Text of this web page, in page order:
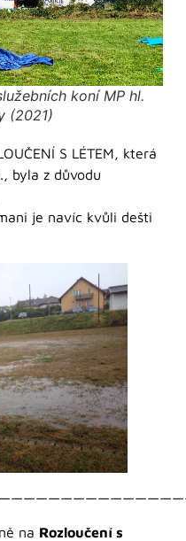
koní MP hl.
(2021)
S LÉTEM, která
byla z důvodu
je navíc kvůli dešti
na Rozloučení s